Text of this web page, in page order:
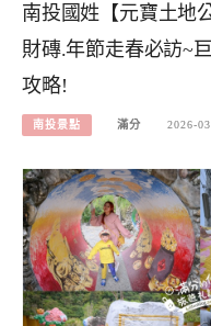
南投國姓【元寶土地
財磚.年節走春必訪~
攻略!
南投景點 滿分 2026-